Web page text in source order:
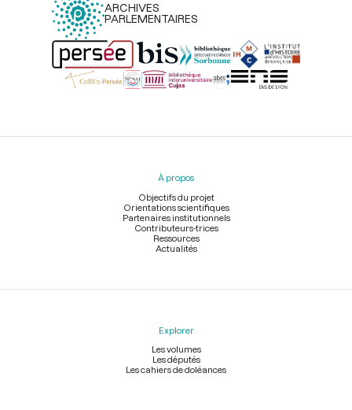
ARCHIVES
PARLEMENTAIRES
Menu
À propos
Objectifs du projet
Orientations scientifiques
Partenaires institutionnels
Contributeurs-trices
Ressources
Actualités
Explorer
Les volumes
Les députés
Les cahiers de doléances